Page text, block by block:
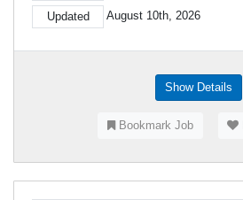
Updated August 10th, 2026
Show Details
Bookmark Job